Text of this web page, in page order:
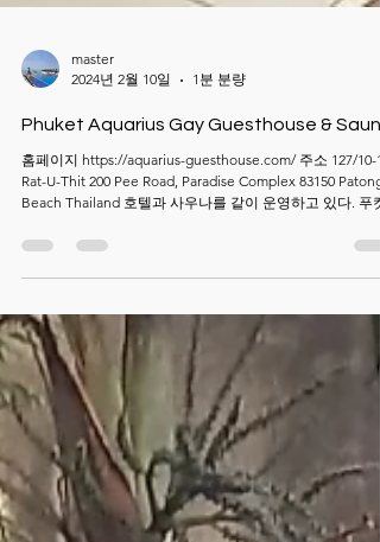
master
2024년 2월 10일
1분 분량
홈페이지 https://aquarius-guesthouse.com/ 주소 127/10-
Rat-U-Thit 200 Pee Road, Paradise Complex 83150 Patong
서는 유일한 남성전용 사우나로 오후 4시부터 10시까지 운
하고 있었으며 입장료는 280바트였다. 한국으로 귀국하는
계로 호텔에서 체크아웃하고 오후 3시경 도착했는데 미리
장시켜주었다. 옥상으로 올라가니 선베드와 자쿠지가 보인
다. 벌거벗고 선베드에 누우니 햇빛도 따뜻하여 잠이 솔솔
다. 평일 오후라 그런지 사람들이 4~5명 정도 보인다. 1층
운동기구들이 있어 운동하는 사람도 보이고 탁자에서 뭔가
통화하는 사람도 보인다. 여기서 잠시 쉬다가 비행기 시간
맞추어 푸켓국제공항으로 갈 예정이다. 택시를 불러 출발하
면 공항까지 약 40~50분 정도 걸린다. 마지막날에는 특별한
일정이 없으